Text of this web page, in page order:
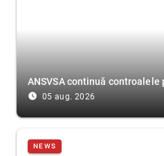
ANSVSA continuă
access_time_filled 05 aug. 2026
NEWS